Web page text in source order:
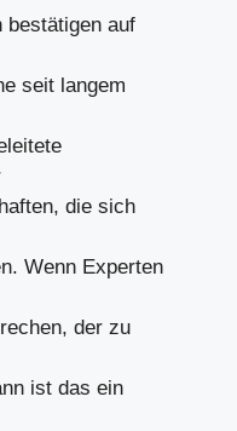
bestätigen auf
seit langem
die sich
Wenn Experten
der zu
ist das ein